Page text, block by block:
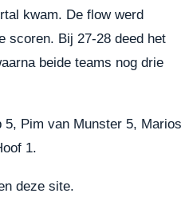
kwam. De flow werd
scoren. Bij 27-28 deed het
beide teams nog drie
Pim van Munster 5, Marios
1.
deze site.